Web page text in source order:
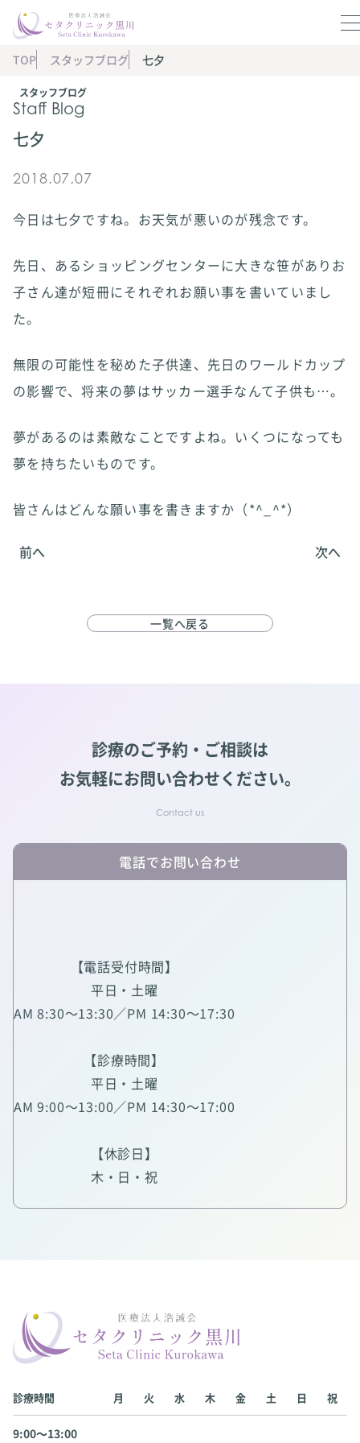
スタッフブログ
Staff Blog
TOP スタッフブログ 七夕
七夕
2018.07.07
今日は七夕ですね。お天気が悪いのが残念です。
先日、あるショッピングセンターに大きな笹がありお
子さん達が短冊にそれぞれお願い事を書いていまし
た。
無限の可能性を秘めた子供達、先日のワールドカップ
の影響で、将来の夢はサッカー選手なんて子供も…。
夢があるのは素敵なことですよね。いくつになっても
夢を持ちたいものです。
皆さんはどんな願い事を書きますか（*^_^*）
前へ 次へ
一覧へ戻る
診療のご予約・ご相談は
お気軽にお問い合わせください。
電話でお問い合わせ
【電話受付時間】
平日・土曜
AM 8:30～13:30／PM 14:30～17:30
【診療時間】
平日・土曜
AM 9:00～13:00／PM 14:30～17:00
【休診日】
木・日・祝
診療時間 月 火 水 木 金 土 日 祝
9:00〜13:00